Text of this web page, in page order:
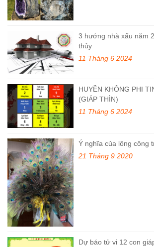
3 hướng nhà xấu năm
thủy
11 Tháng 6 2024
HUYỀN KHÔNG PHI
(GIÁP THÌN)
11 Tháng 6 2024
Ý nghĩa của lông công
21 Tháng 9 2020
Dự báo tử vi 12 con